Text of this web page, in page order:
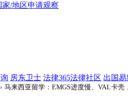
家/地区申请观察
房东卫士 法律365法律社区 出国
› 马来西亚留学：EMGS进度慢、VAL卡壳